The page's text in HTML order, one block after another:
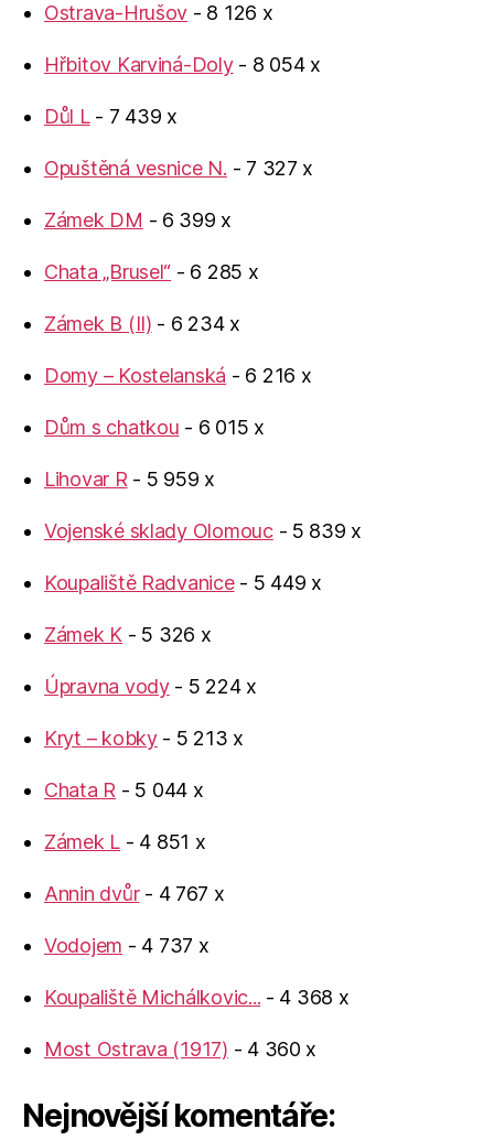
Ostrava-Hrušov - 8 126 x
Hřbitov Karviná-Doly- 8 054 x
Důl L- 7 439 x
Opuštěná vesnice N. - 7 327 x
Zámek DM - 6 399 x
Chata „Brusel“ - 6 285 x
Zámek B (II) - 6 234 x
Domy – Kostelanská - 6 216 x
Dům s chatkou - 6 015 x
Lihovar R - 5 959 x
Vojenské sklady Olomouc- 5 839 x
Koupaliště Radvanice- 5 449 x
Zámek K - 5 326 x
Úpravna vody- 5 224 x
Kryt – kobky- 5 213 x
Chata R - 5 044 x
Zámek L - 4 851 x
Annin dvůr- 4 767 x
Vodojem - 4 737 x
Koupaliště Michálkovic... - 4 368 x
Most Ostrava (1917) - 4 360 x
Nejnovější komentáře: